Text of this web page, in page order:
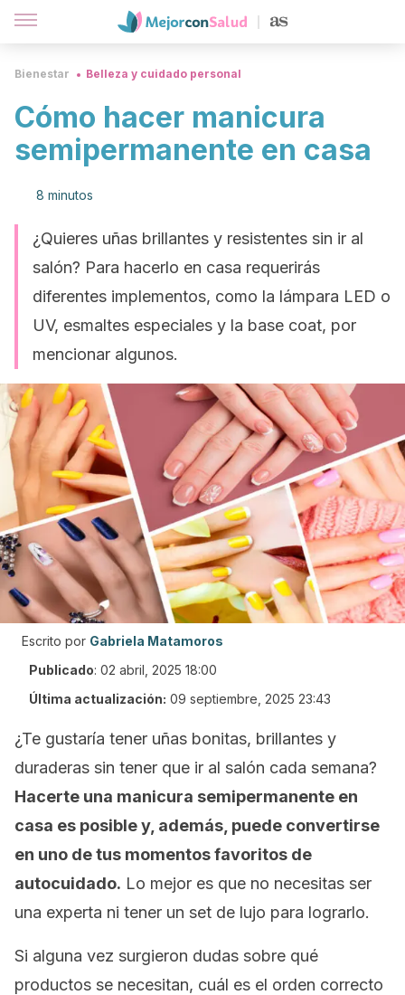
Bienestar Belleza y cuidado personal
Cómo hacer manicura
semipermanente en casa
8 minutos
¿Quieres uñas brillantes y resistentes sin ir al
salón? Para hacerlo en casa requerirás
diferentes implementos, como la lámpara LED o
UV, esmaltes especiales y la base coat, por
mencionar algunos.
Escrito por Gabriela Matamoros
Publicado: 02 abril, 2025 18:00
Última actualización: 09 septiembre, 2025 23:43
¿Te gustaría tener uñas bonitas, brillantes y
duraderas sin tener que ir al salón cada semana?
Hacerte una manicura semipermanente en
casa es posible y, además, puede convertirse
en uno de tus momentos favoritos de
autocuidado. Lo mejor es que no necesitas ser
una experta ni tener un set de lujo para lograrlo.
Si alguna vez surgieron dudas sobre qué
productos se necesitan, cuál es el orden correcto